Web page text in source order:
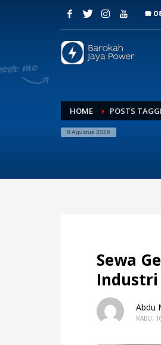
Archives
Juli 2026
Maret 2026
Februari 2026
Januari 2026
60Hz
Blog
Maintenance
Repair
Service
🕿
HOME POSTS
8 Agustus 2026
Sewa
Industri
Abdu
RABU,